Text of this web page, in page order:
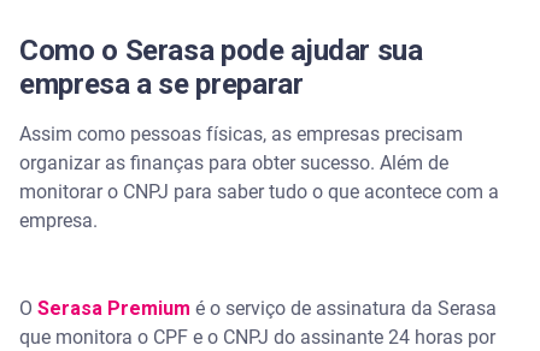
Como o Serasa pode ajudar sua
empresa a se preparar
Assim como pessoas físicas, as empresas precisam
organizar as finanças para obter sucesso. Além de
monitorar o CNPJ para saber tudo o que acontece com a
empresa.
O Serasa Premium é o serviço de assinatura da Serasa
que monitora o CPF e o CNPJ do assinante 24 horas por